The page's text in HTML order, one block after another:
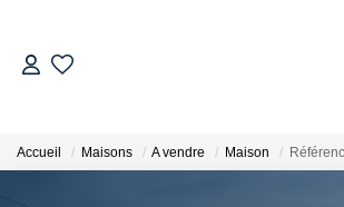
Accueil Maisons A vendre Maison